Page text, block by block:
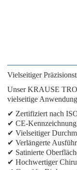
Vielseitiger
Unser KRAUSE
vielseitige
✔ Zertifiziert nach
✔ CE-
✔ Vielseitiger
✔ Verlängerte
✔ Satinierte
✔ Hochwertiger